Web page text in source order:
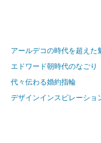
アールデコの時代を超えた
エドワード朝時代のなごり
代々伝わる婚約指輪
デザインインスピレーショ